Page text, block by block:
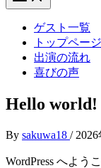
ゲスト一覧
トップページ
出演の流れ
喜びの声
Hello world!
By sakuwa18 /
WordPress へよう